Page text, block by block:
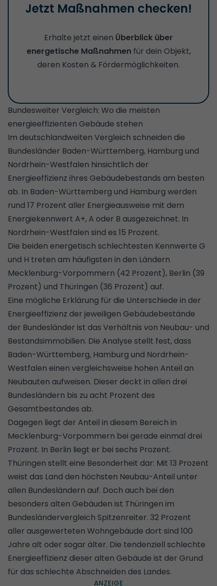
Jetzt Maßnahmen checken!
Erhalte jetzt einen Überblick über
energetische Maßnahmen für dein Objekt,
deren Kosten & Fördermöglichkeiten.
Bundesweiter Vergleich: Wo die meisten
energieeffizienten Gebäude stehen
Im deutschlandweiten Vergleich schneiden die
Bundesländer Baden-Württemberg, Hamburg und
Nordrhein-Westfalen hinsichtlich der
Energieeffizienz ihres Gebäudebestands am besten
ab. In Baden-Württemberg und Hamburg werden
rund 17 Prozent aller Energieausweise mit dem
Energiekennwert A+, A oder B ausgezeichnet. In
Nordrhein-Westfalen sind es 15 Prozent.
Die beiden energetisch schlechtesten Kennwerte G
und H treten am häufigsten in den Ländern
Mecklenburg-Vorpommern (42 Prozent), Berlin (39
Prozent) und Thüringen (36 Prozent) auf.
Eine mögliche Erklärung für die Unterschiede in der
Energieeffizienz der jeweiligen Gebäudebestände
der Bundesländer ist das Verhältnis von Neubau- und
Bestandsimmobilien. Die Analyse stellt fest, dass
Baden-Württemberg, Hamburg und Nordrhein-
Westfalen einen vergleichsweise hohen Anteil an
Neubauten aufweisen. Dieser deckt in allen drei
Bundesländern bis zu acht Prozent des
Gesamtbestandes ab.
Dagegen liegt der Anteil in diesem Bereich in
Mecklenburg-Vorpommern bei gerade einmal drei
Prozent. In Berlin liegt er bei sechs Prozent.
Thüringen stellt eine Besonderheit dar: Mit 13 Prozent
weist das Land den höchsten Neubau-Anteil unter
allen Bundesländern auf. Doch auch bei den
besonders alten Gebäuden ist Thüringen im
Bundesländervergleich Spitzenreiter. 32 Prozent
aller ausgewerteten Wohngebäude dort sind 100
Jahre alt oder sogar älter. Die tendenziell schlechte
Energieeffizienz dieser alten Gebäude ist der Grund
für das schlechte Abschneiden des Landes.